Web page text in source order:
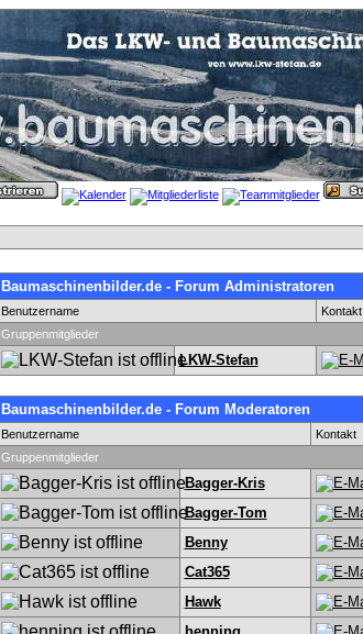
Baumaschinenbilder.de - Forum Administratoren
Benutzername
Kontakt
Gruppenmitglieder
LKW-Stefan
Baumaschinenbilder.de - Forum Moderatoren
Benutzername
Kontakt
Gruppenmitglieder
Bagger-Kris
Bagger-Tom
Benny
Cat365
Hawk